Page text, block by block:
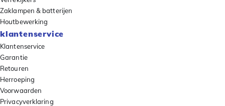
Zaklampen & batterijen
Houtbewerking
klantenservice
Klantenservice
Garantie
Retouren
Herroeping
Voorwaarden
Privacyverklaring